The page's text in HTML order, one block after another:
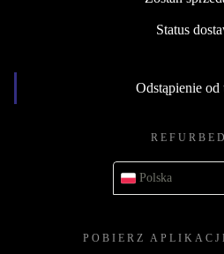
Status
Odstąpienie
Polska
POBIERZ